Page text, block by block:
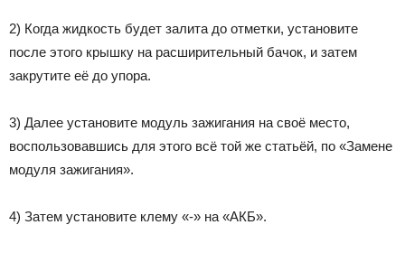
2) Когда жидкость будет залита до отметки, установите
после этого крышку на расширительный бачок, и затем
закрутите её до упора.
3) Далее установите модуль зажигания на своё место,
воспользовавшись для этого всё той же статьёй, по «Замене
модуля зажигания».
4) Затем установите клему «-» на «АКБ».